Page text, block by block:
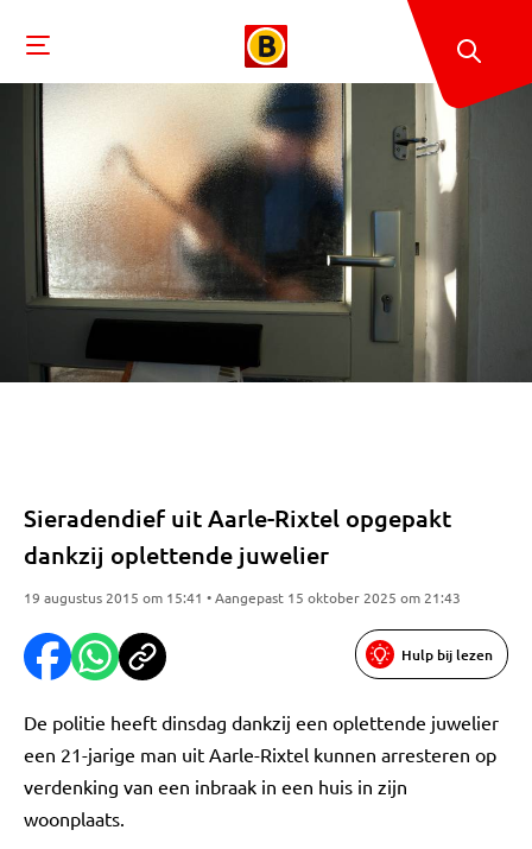
Sieradendief uit Aarle-Rixtel opgepakt
dankzij oplettende juwelier
19 augustus 2015 om 15:41 • Aangepast 15 oktober 2025 om 21:43
Hulp bij lezen
De politie heeft dinsdag dankzij een oplettende juwelier
een 21-jarige man uit Aarle-Rixtel kunnen arresteren op
verdenking van een inbraak in een huis in zijn
woonplaats.